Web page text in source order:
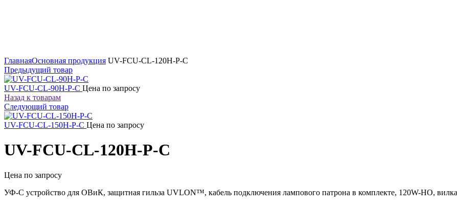
ГлавнаяОсновная продукция UV-FCU-CL-120H-P-C
Предыдущий товар
UV-FCU-CL-90H-P-C Цена по запросу
Назад к товарам
Следующий товар
UV-FCU-CL-150H-P-C Цена по запросу
UV-FCU-CL-120H-P-C
Цена по запросу
УФ-С устройство для ОВиК, защитная гильза UVLON™, кабель подключения лампового патрона в комплекте, 120W-HO,